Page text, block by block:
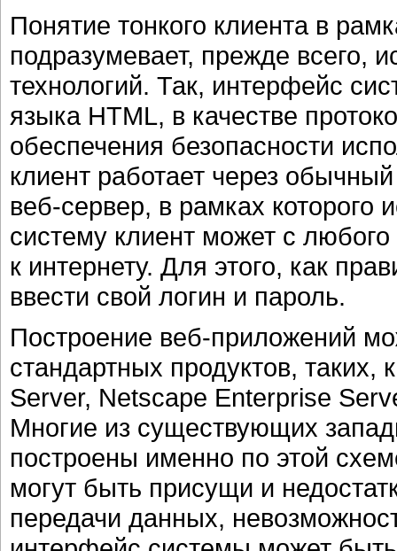
Понятие тонкого клиента в
подразумевает, прежде всего,
технологий. Так, интерфейс
языка HTML, в качестве
обеспечения безопасности
клиент работает через
веб-сервер, в рамках которого
систему клиент может с
к интернету. Для этого, как
ввести свой логин и пароль.
Построение веб-приложений
стандартных продуктов,
Server, Netscape Enterprise
Многие из существующих
построены именно по этой
могут быть присущи и
передачи данных,